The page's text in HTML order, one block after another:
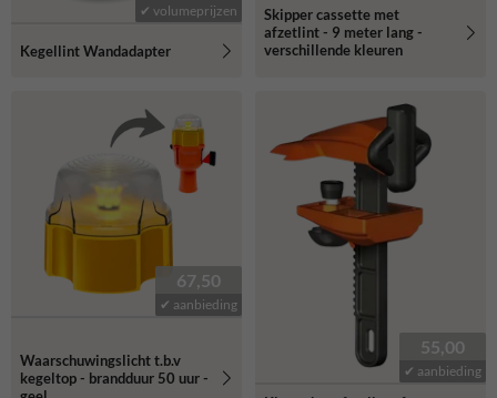
✔ volumeprijzen
Kegellint Wandadapter
Skipper cassette met
afzetlint - 9 meter lang -
verschillende kleuren
67,50
✔ aanbieding
Waarschuwingslicht t.b.v
kegeltop - brandduur 50 uur -
55,00
✔ aanbieding